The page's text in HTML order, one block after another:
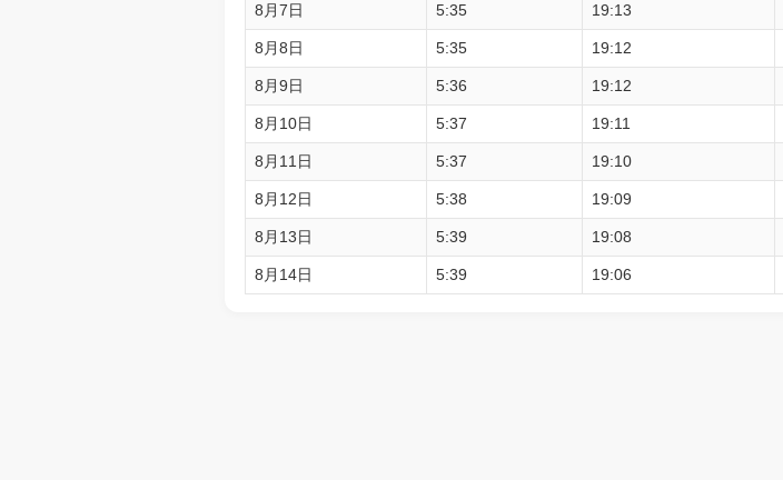
8月7日 5:35 19:13
8月8日 5:35 19:12
8月9日 5:36 19:12
8月10日 5:37 19:11
8月11日 5:37 19:10
8月12日 5:38 19:09
8月13日 5:39 19:08
8月14日 5:39 19:06